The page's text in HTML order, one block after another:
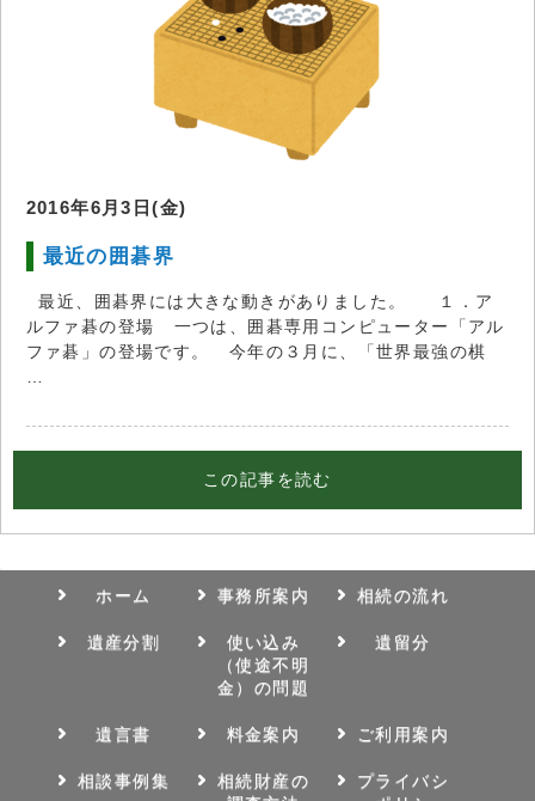
2016年6月3日(金)
最近の囲碁界
最近、囲碁界には大きな動きがありました。 １．ア
ルファ碁の登場 一つは、囲碁専用コンピューター「アル
ファ碁」の登場です。 今年の３月に、「世界最強の棋
この記事を読む
ホーム 事務所案内 相続の流れ
遺産分割
使い込み
（使途不明
金）の問題
遺留分
遺言書 料金案内 ご利用案内
相談事例集
相続財産の
プライバシ